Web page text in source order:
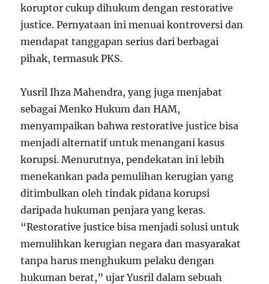
koruptor cukup dihukum dengan restorative
justice. Pernyataan ini menuai kontroversi dan
mendapat tanggapan serius dari berbagai
pihak, termasuk PKS.
Yusril Ihza Mahendra, yang juga menjabat
sebagai Menko Hukum dan HAM,
menyampaikan bahwa restorative justice bisa
menjadi alternatif untuk menangani kasus
korupsi. Menurutnya, pendekatan ini lebih
menekankan pada pemulihan kerugian yang
ditimbulkan oleh tindak pidana korupsi
daripada hukuman penjara yang keras.
“Restorative justice bisa menjadi solusi untuk
memulihkan kerugian negara dan masyarakat
tanpa harus menghukum pelaku dengan
hukuman berat,” ujar Yusril dalam sebuah